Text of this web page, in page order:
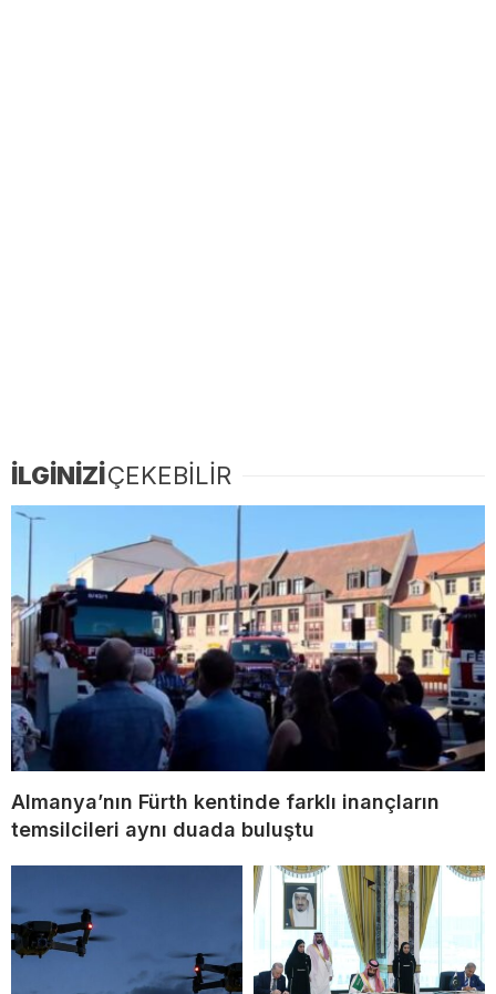
İLGİNİZİÇEKEBİLİR
Almanya’nın Fürth kentinde farklı inançların
temsilcileri aynı duada buluştu